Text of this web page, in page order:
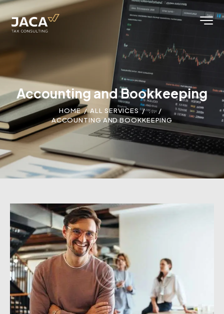
Accounting and Bookkeeping
HOME ALL SERVICES
...
ACCOUNTING AND BOOKKEEPING